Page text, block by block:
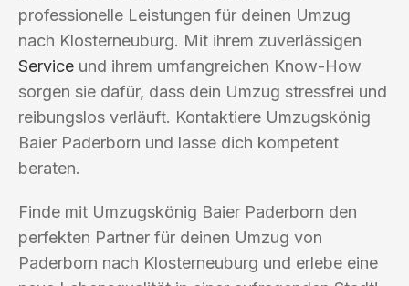
professionelle Leistungen für deinen Umzug
nach Klosterneuburg. Mit ihrem zuverlässigen
Service und ihrem umfangreichen Know-How
sorgen sie dafür, dass dein Umzug stressfrei und
reibungslos verläuft. Kontaktiere Umzugskönig
Baier Paderborn und lasse dich kompetent
beraten.
Finde mit Umzugskönig Baier Paderborn den
perfekten Partner für deinen Umzug von
Paderborn nach Klosterneuburg und erlebe eine